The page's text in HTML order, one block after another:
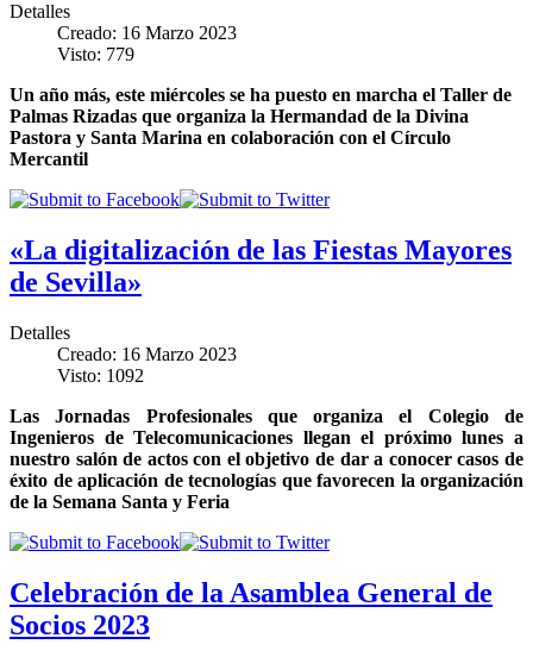
Detalles
Creado: 16 Marzo 2023
Visto: 779
Un año más, este miércoles se ha puesto en marcha el Taller de
Palmas Rizadas que organiza la Hermandad de la Divina
Pastora y Santa Marina en colaboración con el Círculo
Mercantil
«La digitalización de las Fiestas Mayores
de Sevilla»
Detalles
Creado: 16 Marzo 2023
Visto: 1092
Las Jornadas Profesionales que organiza el Colegio de
Ingenieros de Telecomunicaciones llegan el próximo lunes a
nuestro salón de actos con el objetivo de dar a conocer casos de
éxito de aplicación de tecnologías que favorecen la organización
de la Semana Santa y Feria
Celebración de la Asamblea General de
Socios 2023